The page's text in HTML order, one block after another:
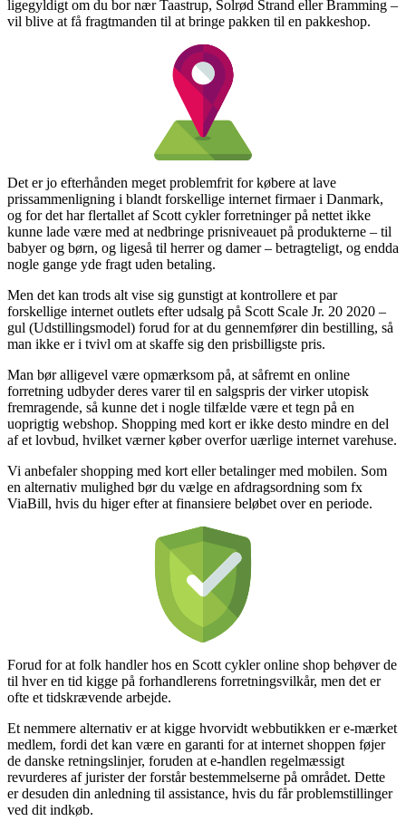
ligegyldigt om du bor nær Taastrup, Solrød Strand eller Bramming –
vil blive at få fragtmanden til at bringe pakken til en pakkeshop.
Det er jo efterhånden meget problemfrit for købere at lave
prissammenligning i blandt forskellige internet firmaer i Danmark,
og for det har flertallet af Scott cykler forretninger på nettet ikke
kunne lade være med at nedbringe prisniveauet på produkterne – til
babyer og børn, og ligeså til herrer og damer – betragteligt, og endda
nogle gange yde fragt uden betaling.
Men det kan trods alt vise sig gunstigt at kontrollere et par
forskellige internet outlets efter udsalg på Scott Scale Jr. 20 2020 –
gul (Udstillingsmodel) forud for at du gennemfører din bestilling, så
man ikke er i tvivl om at skaffe sig den prisbilligste pris.
Man bør alligevel være opmærksom på, at såfremt en online
forretning udbyder deres varer til en salgspris der virker utopisk
fremragende, så kunne det i nogle tilfælde være et tegn på en
uoprigtig webshop. Shopping med kort er ikke desto mindre en del
af et lovbud, hvilket værner køber overfor uærlige internet varehuse.
Vi anbefaler shopping med kort eller betalinger med mobilen. Som
en alternativ mulighed bør du vælge en afdragsordning som fx
ViaBill, hvis du higer efter at finansiere beløbet over en periode.
Forud for at folk handler hos en Scott cykler online shop behøver de
til hver en tid kigge på forhandlerens forretningsvilkår, men det er
ofte et tidskrævende arbejde.
Et nemmere alternativ er at kigge hvorvidt webbutikken er e-mærket
medlem, fordi det kan være en garanti for at internet shoppen føjer
de danske retningslinjer, foruden at e-handlen regelmæssigt
revurderes af jurister der forstår bestemmelserne på området. Dette
er desuden din anledning til assistance, hvis du får problemstillinger
ved dit indkøb.